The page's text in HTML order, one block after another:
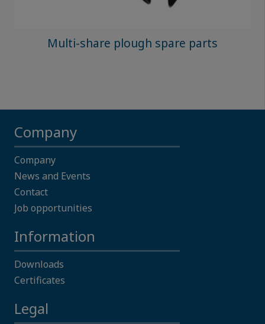
Multi-share plough spare parts
Company
Company
News and Events
Contact
Job opportunities
Information
Downloads
Certificates
Legal